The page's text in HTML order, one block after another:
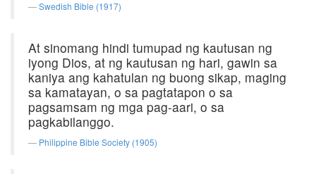
Swedish Bible (1917)
At sinomang hindi tumupad ng kautusan ng
iyong Dios, at ng kautusan ng hari, gawin sa
kaniya ang kahatulan ng buong sikap, maging
sa kamatayan, o sa pagtatapon o sa
pagsamsam ng mga pag-aari, o sa
pagkabilanggo.
Philippine Bible Society (1905)